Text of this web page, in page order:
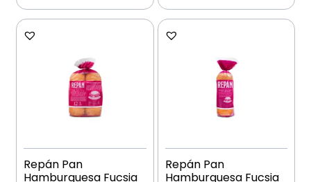
Repán Pan
Hamburguesa Fucsia
Repán Pan
Hamburguesa Fucsia